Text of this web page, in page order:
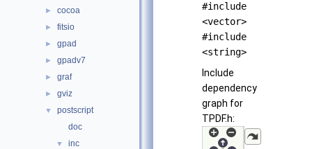
► cocoa
► fitsio
► gpad
► gpadv7
► graf
► gviz
▼
postscript
doc
▼
inc
#include
<vector>
#include
<string>
Include
dependency
graph for
TPDF.h: